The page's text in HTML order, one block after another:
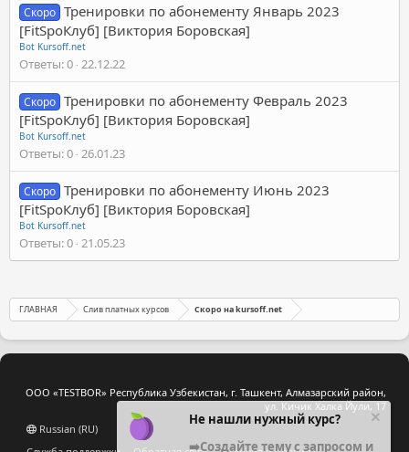
Скоро Тренировки по абонементу Январь 2023
[FitSpoКлуб] [Виктория Боровская]
Bot Kursoff.net
Ответы 0 22.12.22
Скоро Тренировки по абонементу Февраль 2023
[FitSpoКлуб] [Виктория Боровская]
Bot Kursoff.net
Ответы 0 26.01.23
Скоро Тренировки по абонементу Июнь 2023
[FitSpoКлуб] [Виктория Боровская]
Bot Kursoff.net
Ответы 0 21.05.23
ГЛАВНАЯ Слив платных курсов Скоро на kursoff.net
ООО «TESTBOR» Республика Узбекистан, г. Ташкент, Алмазарский район,
ул. Кичик Халка Йули, 17
Russian (RU)
Не нашли нужный курс?
➡️Создайте тему с запросом и